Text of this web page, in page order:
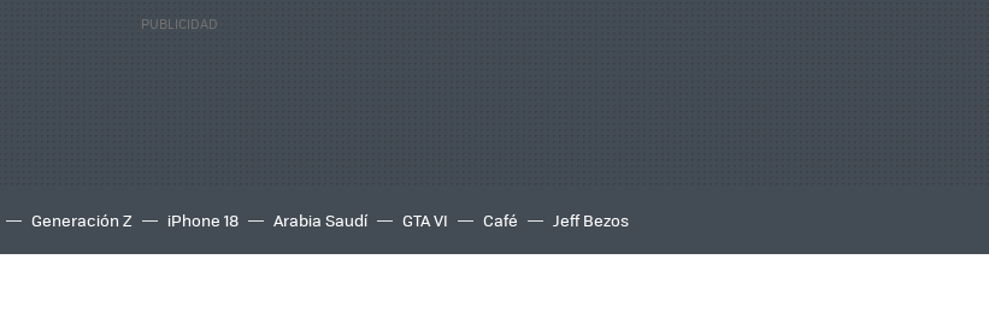
Generación Z iPhone 18 Arabia Saudí GTA VI Café Jeff Bezos